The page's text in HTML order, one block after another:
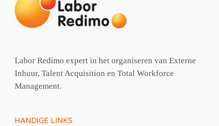
Labor Redimo expert in het organiseren van Externe
Inhuur, Talent Acquisition en Total Workforce
Management.
HANDIGE LINKS